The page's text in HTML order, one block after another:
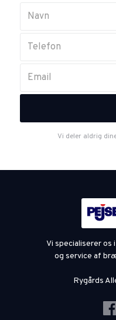
Vi deler aldrig
Vi specialiserer os
og service af
Rygårds